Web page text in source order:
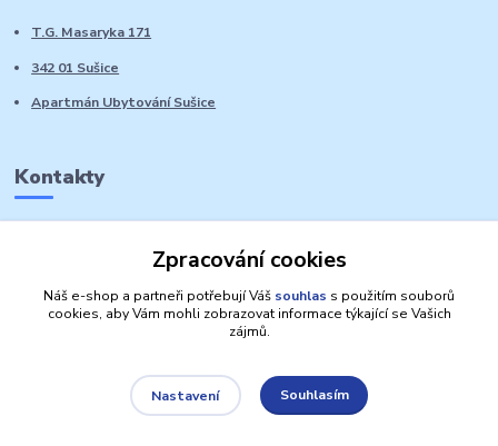
T.G. Masaryka 171
342 01 Sušice
Apartmán Ubytování Sušice
Kontakty
Zpracování cookies
Náš e-shop a partneři potřebují Váš souhlas s použitím souborů
cookies, aby Vám mohli zobrazovat informace týkající se Vašich
zájmů.
Nastavení Souhlasím